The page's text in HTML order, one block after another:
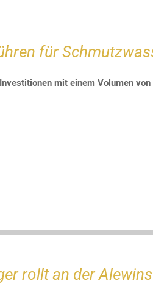
für
mit einem Volumen
rollt an der